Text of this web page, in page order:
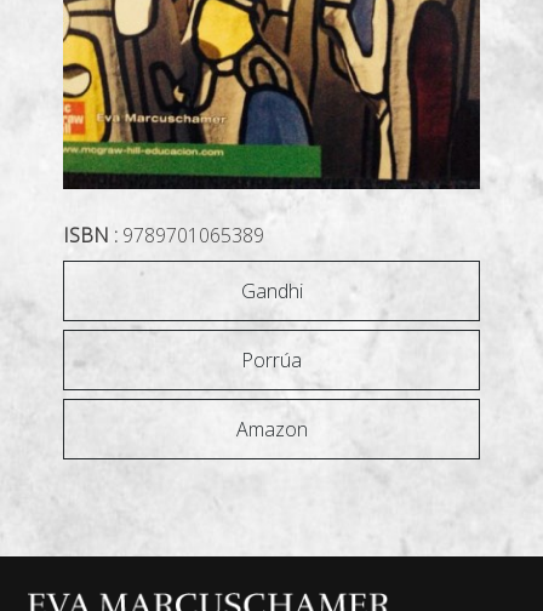
ISBN : 9789701065389
Gandhi
Porrúa
Amazon